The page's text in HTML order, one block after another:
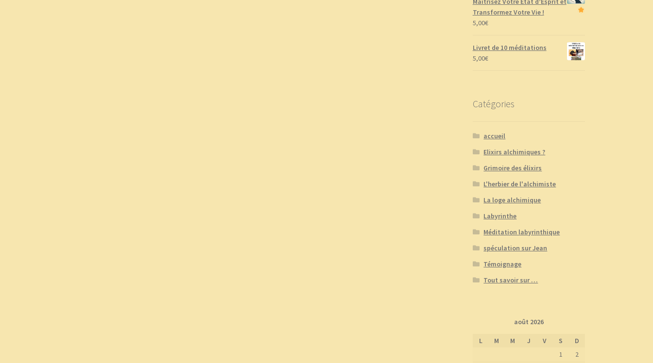
Transformez Votre Vie !
5,00€
Livret de 10 méditations
5,00€
Catégories
accueil
Elixirs alchimiques ?
Grimoire des élixirs
L'herbier de l'alchimiste
La loge alchimique
Labyrinthe
Méditation labyrinthique
spéculation sur Jean
Témoignage
Tout savoir sur …
août 2026
L M M J V S
D
1
2